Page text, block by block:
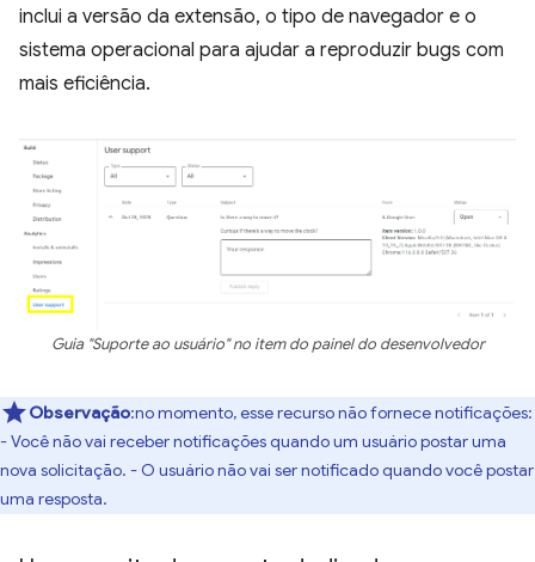
inclui a versão da extensão, o tipo de navegador e o
sistema operacional para ajudar a reproduzir bugs com
mais eficiência.
Guia "Suporte ao usuário" no item do painel do desenvolvedor
Observação:no momento, esse recurso não fornece notificações:
- Você não vai receber notificações quando um usuário postar uma
nova solicitação. - O usuário não vai ser notificado quando você postar
uma resposta.